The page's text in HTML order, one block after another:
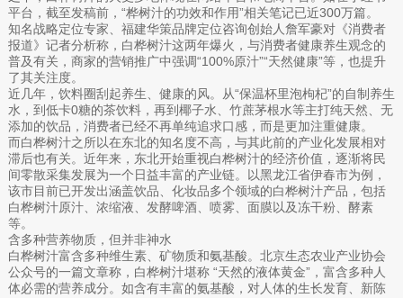
平台，截至发稿前，“桦树汁的功效和作用”相关笔记已近300万篇。
知名战略定位专家、福建华策品牌定位咨询创始人詹军豪对《消费者
报道》记者分析称，白桦树汁这两年爆火，与消费者健康养生观念的
普及有关，商家的营销推广中强调“100%原汁”“天然健康”等，也提升
了其关注度。
近几年，饮料圈刮起养生、健康的风。从“保温杯里泡枸杞”的自制养生
水，到低卡0糖的茶饮料，再到椰子水、竹蔗茅根水等主打纯天然、无
添加的饮品，消费者已经不再单纯追求口感，而是更加注重健康。
而白桦树汁之所以在东北的知名度不高，与其此前的产业化发展相对
滞后也有关。近年来，东北开始重视白桦树汁的经济价值，逐渐将民
间零散采集发展为一个日益丰富的产业链。以黑龙江省伊春市为例，
该市目前已开发出涵盖饮品、化妆品多个领域的白桦树汁产品，包括
白桦树汁原汁、浓缩液、发酵啤酒、喷雾、面膜以及冻干粉、酵素
等。
含多种营养物质，但并非神水
白桦树汁富含多种维生素、矿物质和氨基酸。北京生态农业产业协会
公众号的一篇文章称，白桦树汁堪称 “天然的液体黄金”，富含多种人
体必需的营养成分。如含有丰富的氨基酸，对人体的生长发育、新陈